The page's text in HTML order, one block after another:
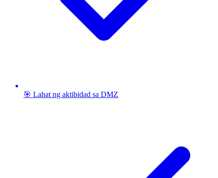
🎯 Lahat ng aktibidad sa DMZ